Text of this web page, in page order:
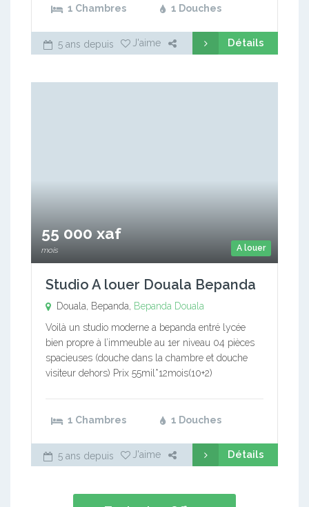
1 Chambres 1 Douches
5 ans depuis J'aime Détails
A louer
55 000 xaf
mois
Studio A louer Douala Bepanda
Douala, Bepanda, Bepanda Douala
Voilà un studio moderne a bepanda entré lycée
bien propre à l’immeuble au 1er niveau 04 pièces
spacieuses (douche dans la chambre et douche
visiteur dehors) Prix 55mil*12mois(10+2)
1 Chambres 1 Douches
5 ans depuis J'aime Détails